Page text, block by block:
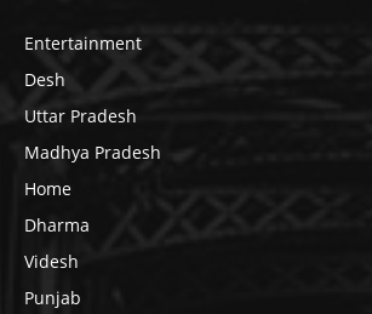
Entertainment
Desh
Uttar Pradesh
Madhya Pradesh
Home
Dharma
Videsh
Punjab